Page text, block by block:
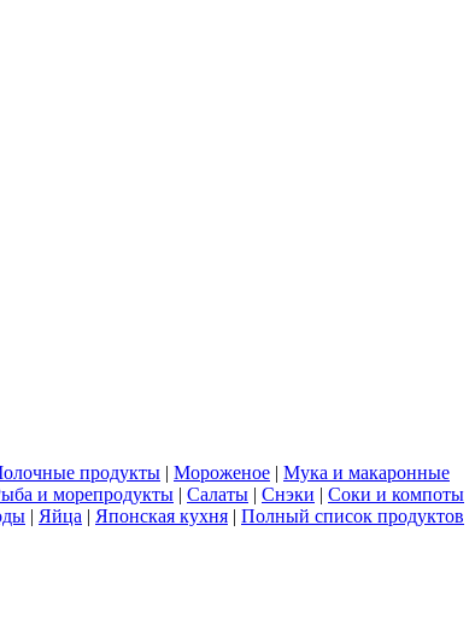
продукты | Мороженое | Мука и макаронные
и морепродукты | Салаты | Снэки | Соки и компоты
| Яйца | Японская кухня | Полный список продуктов